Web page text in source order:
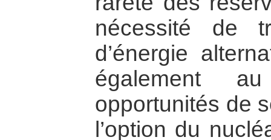
nécessité de
d’énergie
également
opportunités de
l’option du